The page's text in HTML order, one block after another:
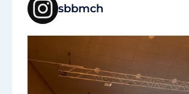
sbbmch